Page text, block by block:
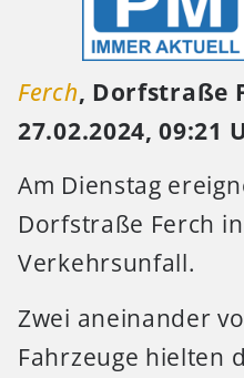
Ferch, Dorfstraße
27.02.2024, 09:21
Am Dienstag
Dorfstraße Ferch
Verkehrsunfall.
Zwei aneinander
Fahrzeuge hielten